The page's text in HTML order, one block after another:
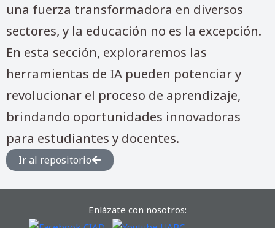
una fuerza transformadora en diversos
sectores, y la educación no es la excepción.
En esta sección, exploraremos las
herramientas de IA pueden potenciar y
revolucionar el proceso de aprendizaje,
brindando oportunidades innovadoras
para estudiantes y docentes.
Ir al repositorio
Enlázate con nosotros: